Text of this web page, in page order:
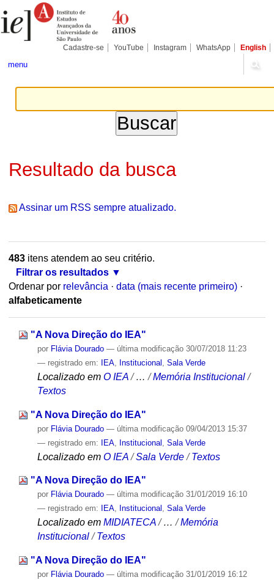
para
conteúdo.
Pessoais
Cadastre-se YouTube Instagram WhatsApp English
menu
Resultado da busca
Assinar um RSS sempre atualizado.
483itens atendem ao seu critério.
Filtrar os resultados
Ordenar por relevância · data (mais recente primeiro) ·
alfabeticamente
"A Nova Direção do IEA"
por Flávia Dourado — última modificação30/07/2018 11:23
— registrado em:
IEA, Institucional Sala Verde
Localizado em O IEA /…/Memória Institucional /
Textos
"A Nova Direção do IEA"
por Flávia Dourado — última modificação09/04/2013 15:37
— registrado em: IEA, Institucional Sala Verde
Localizado em O IEA /Sala Verde /Textos
"A Nova Direção do IEA"
por Flávia Dourado — última modificação31/01/2019 16:10
— registrado em:
IEA, Institucional , Sala Verde
Localizado em MIDIATECA /…/Memória
Institucional /Textos
"A Nova Direção do IEA"
por Flávia Dourado — última modificação31/01/2019 16:12